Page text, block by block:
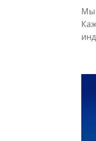
Мы